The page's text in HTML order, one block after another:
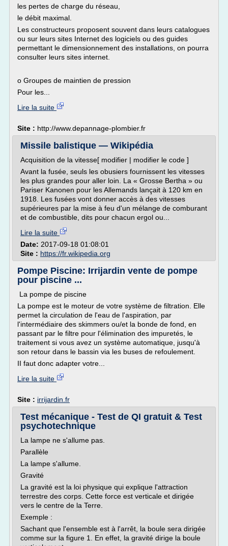
les pertes de charge du réseau,
le débit maximal.
Les constructeurs proposent souvent dans leurs catalogues
ou sur leurs sites Internet des logiciels ou des guides
permettant le dimensionnement des installations, on pourra
consulter leurs sites internet.
o Groupes de maintien de pression
Pour les...
Lire la suite
Site : http://www.depannage-plombier.fr
Missile balistique — Wikipédia
Acquisition de la vitesse[ modifier | modifier le code ]
Avant la fusée, seuls les obusiers fournissent les vitesses
les plus grandes pour aller loin. La « Grosse Bertha » ou
Pariser Kanonen pour les Allemands lançait à 120 km en
1918. Les fusées vont donner accès à des vitesses
supérieures par la mise à feu d'un mélange de comburant
et de combustible, dits pour chacun ergol ou...
Lire la suite
Date: 2017-09-18 01:08:01
Site : https://fr.wikipedia.org
Pompe Piscine: Irrijardin vente de pompe
pour piscine ...
La pompe de piscine
La pompe est le moteur de votre système de filtration. Elle
permet la circulation de l'eau de l'aspiration, par
l'intermédiaire des skimmers ou/et la bonde de fond, en
passant par le filtre pour l'élimination des impuretés, le
traitement si vous avez un système automatique, jusqu'à
son retour dans le bassin via les buses de refoulement.
II faut donc adapter votre...
Lire la suite
Site : irrijardin.fr
Test mécanique - Test de QI gratuit & Test
psychotechnique
La lampe ne s'allume pas.
Parallèle
La lampe s'allume.
Gravité
La gravité est la loi physique qui explique l'attraction
terrestre des corps. Cette force est verticale et dirigée
vers le centre de la Terre.
Exemple :
Sachant que l'ensemble est à l'arrêt, la boule sera dirigée
comme sur la figure 1. En effet, la gravité dirige la boule